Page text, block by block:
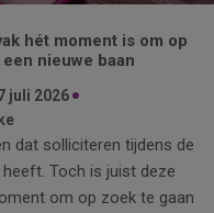
hét moment is om op
nieuwe baan
juli 2026
dat solliciteren tijdens de
Toch is juist deze
om op zoek te gaan